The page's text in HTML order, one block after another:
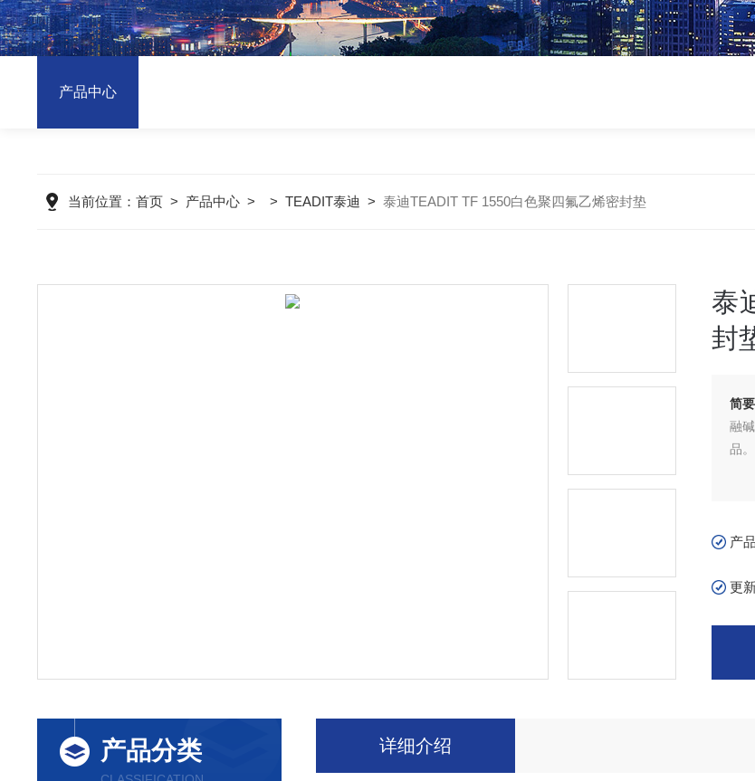
产品中心
当前位置： 首页> 产品中心> > TEADIT泰迪 > 泰迪TEADIT TF 1550白色聚四氟乙烯密封垫
泰
封
简
融
品。
产
更
产品分类 详细介绍